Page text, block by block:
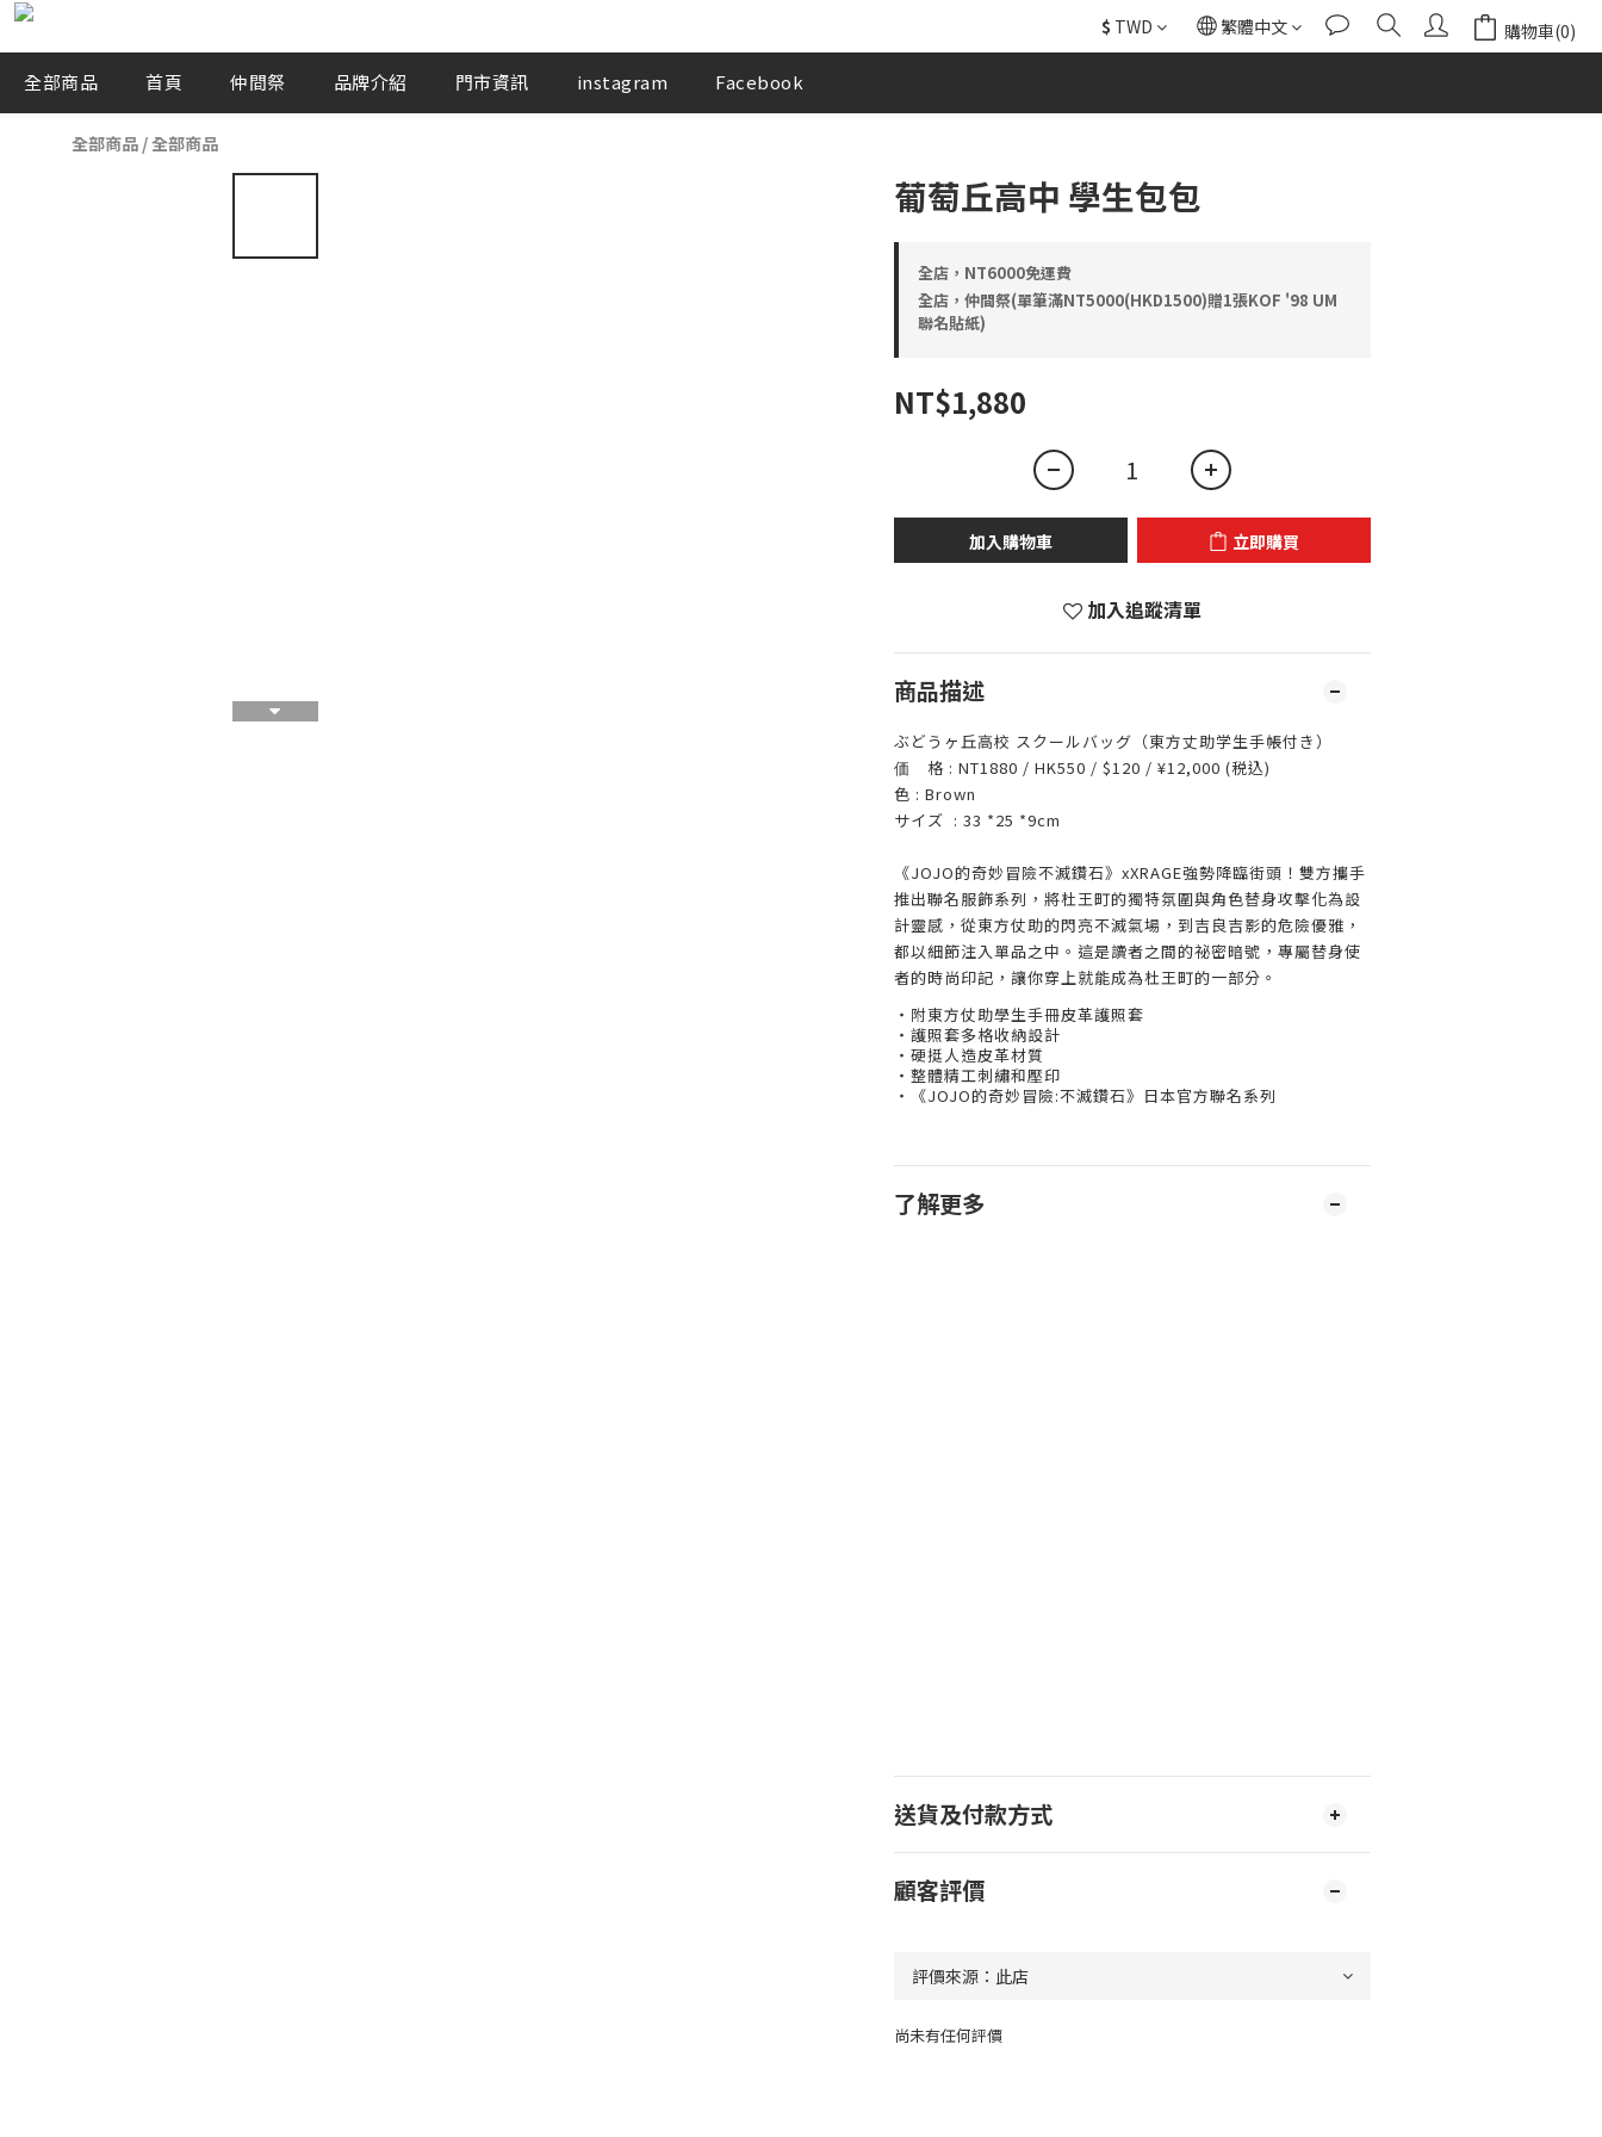
$ TWD 繁體中文 購物車(0)
全部商品 首頁 仲間祭 品牌介紹 門市資訊 instagram Facebook
全部商品 /全部商品
葡萄丘高中 學生包包
全店，NT6000免運費
全店，仲間祭(單筆滿NT5000(HKD1500)贈1張KOF '98 UM
聯名貼紙)
NT$1,880
加入購物車 立即購買
加入追蹤清單
商品描述
ぶどうヶ丘高校 スクールバッグ（東方丈助学生手帳付き）
価 格 : NT1880 / HK550 / $120 / ¥12,000 (税込)
色 : Brown
サイズ : 33 *25 *9cm
《JOJO的奇妙冒險不滅鑽石》xXRAGE強勢降臨街頭！雙方攜手
推出聯名服飾系列，將杜王町的獨特氛圍與角色替身攻擊化為設
計靈感，從東方仗助的閃亮不滅氣場，到吉良吉影的危險優雅，
都以細節注入單品之中。這是讀者之間的祕密暗號，專屬替身使
者的時尚印記，讓你穿上就能成為杜王町的一部分。
・附東方仗助學生手冊皮革護照套
・護照套多格收納設計
・硬挺人造皮革材質
・整體精工刺繡和壓印
・《JOJO的奇妙冒險:不滅鑽石》日本官方聯名系列
了解更多
送貨及付款方式
顧客評價
尚未有任何評價